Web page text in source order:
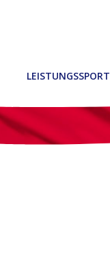
LEISTUNGSSPORT